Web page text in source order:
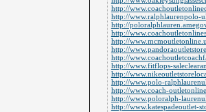
http://
http://www.ralphlaurenpolo-
http://
http://
http://
http://
http://
http://www.fitflops-
http://
http://www.polo-
http://www.coach-
http://www.poloralph-
http://www.katespadeoutlet-